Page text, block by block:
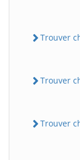
Trouver
Trouver
Trouver